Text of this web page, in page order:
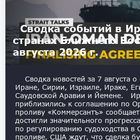
Сводка событий в
странах Ближнего
августа 2026 г.
Сводка новостей за 7 августа
Иране, Сирии, Израиле, Ираке,
Саудовской Аравии и Йемене.
приблизились к соглашению по
проливу «Коммерсантъ»
достигли значительного
по регулированию судоходства в
проливе. США ждут, что сделка